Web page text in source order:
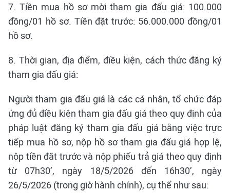
7. Tiền mua hồ sơ mời tham gia đấu giá: 100.000
đồng/01 hồ sơ. Tiền đặt trước: 56.000.000 đồng/01
hồ sơ.
8. Thời gian, địa điểm, điều kiện, cách thức đăng ký
tham gia đấu giá:
Người tham gia đấu giá là các cá nhân, tổ chức đáp
ứng đủ điều kiện tham gia đấu giá theo quy định của
pháp luật đăng ký tham gia đấu giá bằng việc trực
tiếp mua hồ sơ, nộp hồ sơ tham gia đấu giá hợp lệ,
nộp tiền đặt trước và nộp phiếu trả giá theo quy định
từ 07h30’, ngày 18/5/2026 đến 16h30’, ngày
26/5/2026 (trong giờ hành chính), cụ thể như sau: